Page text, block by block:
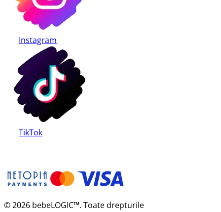
Instagram
TikTok
© 2026 bebeLOGIC™. Toate drepturile